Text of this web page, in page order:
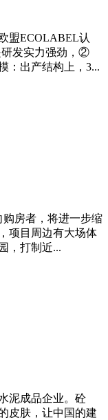
盟ECOLABEL认
研发实力强劲，②
：出产结构上，3...
购房者，将进一步缩
项目周边有大场体
，打制近...
泥成品企业。砼
皮肤，让中国的建